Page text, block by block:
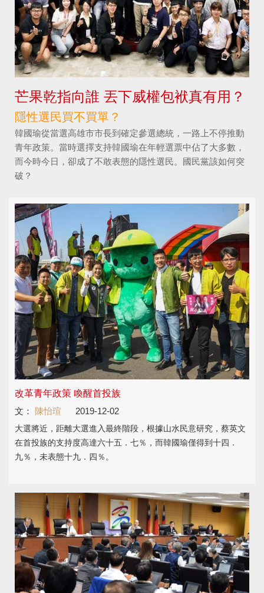
芒果乾指向誰 丟下威權包袱真有用？
隱性選民買不買單？
韓國瑜從當選高雄市市長到確定參選總統，一路上不停推動
青年政策。當時選擇支持韓國瑜在年輕選票中佔了大多數，
而今時今日，卻成了不敢表態的隱性選民。國民黨該如何突
破？
改革青年政策 喚醒首投族
文：
陳怡瑄 2019-12-02
大選將近，距離大選進入最終階段，根據山水民意研究，蔡英文
在首投族的支持度高達六十五．七％，而韓國瑜僅得到十四．
九％，未表態十九．四％。